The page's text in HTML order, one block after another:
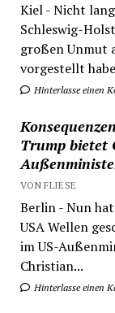
Kiel - Nicht
Schleswig-
großen Unmut
vorgestellt
Hinterlasse einen
Trump bietet
VON FLIESE
Berlin - Nun
USA Wellen
im US-
Christian...
Hinterlasse einen